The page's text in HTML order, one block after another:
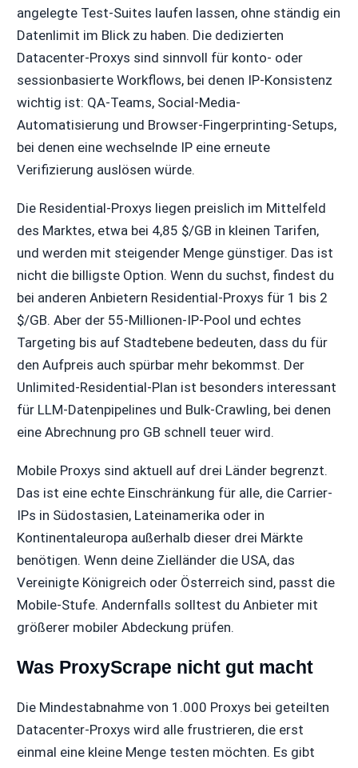
angelegte Test-Suites laufen lassen, ohne ständig ein
Datenlimit im Blick zu haben. Die dedizierten
Datacenter-Proxys sind sinnvoll für konto- oder
sessionbasierte Workflows, bei denen IP-Konsistenz
wichtig ist: QA-Teams, Social-Media-
Automatisierung und Browser-Fingerprinting-Setups,
bei denen eine wechselnde IP eine erneute
Verifizierung auslösen würde.
Die Residential-Proxys liegen preislich im Mittelfeld
des Marktes, etwa bei 4,85 $/GB in kleinen Tarifen,
und werden mit steigender Menge günstiger. Das ist
nicht die billigste Option. Wenn du suchst, findest du
bei anderen Anbietern Residential-Proxys für 1 bis 2
$/GB. Aber der 55-Millionen-IP-Pool und echtes
Targeting bis auf Stadtebene bedeuten, dass du für
den Aufpreis auch spürbar mehr bekommst. Der
Unlimited-Residential-Plan ist besonders interessant
für LLM-Datenpipelines und Bulk-Crawling, bei denen
eine Abrechnung pro GB schnell teuer wird.
Mobile Proxys sind aktuell auf drei Länder begrenzt.
Das ist eine echte Einschränkung für alle, die Carrier-
IPs in Südostasien, Lateinamerika oder in
Kontinentaleuropa außerhalb dieser drei Märkte
benötigen. Wenn deine Zielländer die USA, das
Vereinigte Königreich oder Österreich sind, passt die
Mobile-Stufe. Andernfalls solltest du Anbieter mit
größerer mobiler Abdeckung prüfen.
Was ProxyScrape nicht gut macht
Die Mindestabnahme von 1.000 Proxys bei geteilten
Datacenter-Proxys wird alle frustrieren, die erst
einmal eine kleine Menge testen möchten. Es gibt